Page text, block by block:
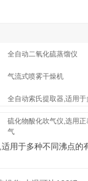
全自动二氧化硫蒸馏仪
气流式喷雾干燥机
全自动索氏提取器,适用
硫化物酸化吹气仪,选用
气
用于多种不同沸点的